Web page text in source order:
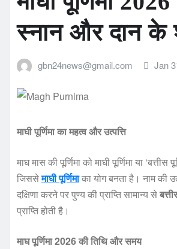
स्नान और दान के
gbn24news@gmail.com Jan
माघी पूर्णिमा का महत्व और उत्पत्ति
माघ मास की पूर्णिमा को माघी पूर्णिमा या
जिससेमाघी पूर्णिमाका योग बनता है। नाम की
दक्षिणा करने पर पुण्य की प्राप्ति सामान्य से
प्राप्ति होती है।
माघ पूर्णिमा 2026 की तिथि और समय